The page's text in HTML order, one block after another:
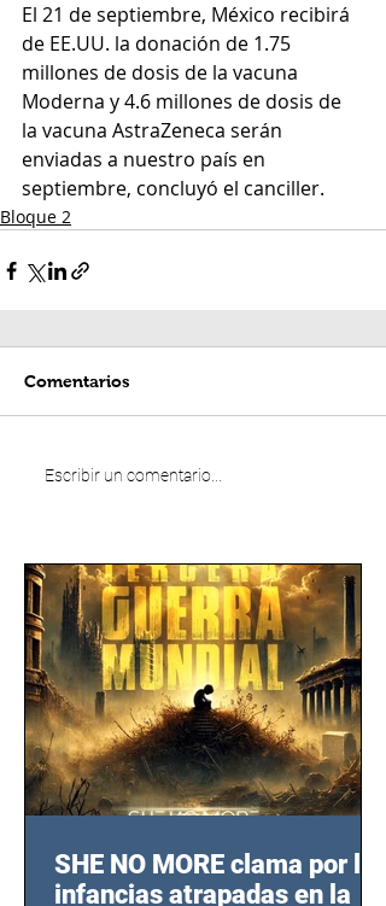
El 21 de septiembre, México recibirá
de EE.UU. la donación de 1.75
millones de dosis de la vacuna
Moderna y 4.6 millones de dosis de
la vacuna AstraZeneca serán
enviadas a nuestro país en
septiembre, concluyó el canciller.
Bloque 2
Comentarios
Escribir un comentario...
SHE NO MORE clama por las
infancias atrapadas en la